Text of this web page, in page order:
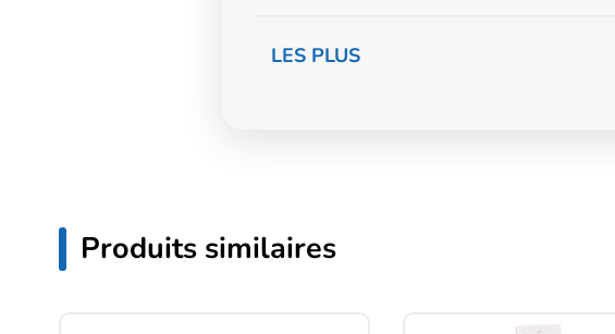
LES PLUS
Produits similaires